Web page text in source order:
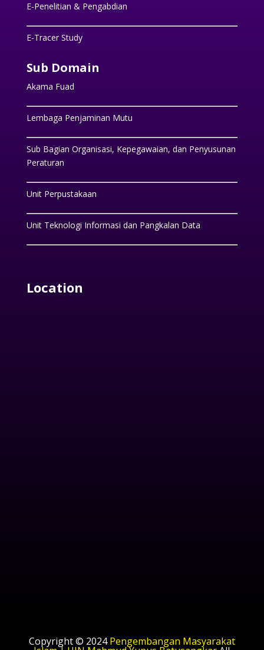
E-Penelitian & Pengabdian
E-Tracer Study
Sub Domain
Akama Fuad
Lembaga Penjaminan Mutu
Sub Bagian Organisasi, Kepegawaian, dan Penyusunan
Peraturan
Unit Perpustakaan
Unit Teknologi Informasi dan Pangkalan Data
Location
Copyright © 2024Pengembangan Masyarakat